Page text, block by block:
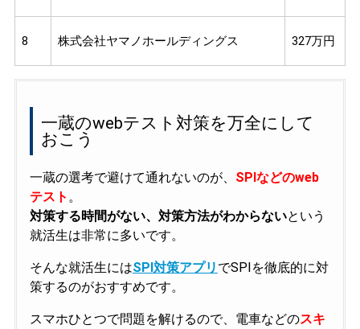
8 株式会社ヤマノホールディングス 327万円
一蔵のwebテスト対策を万全にして
おこう
一蔵の選考で避けて通れないのが、 SPIなどのweb
テスト 。
対策する時間がない、対策方法がわからないという
就活生は非常に多いです。
そんな就活生にはSPI対策アプリ でSPIを徹底的に対
策するのがおすすめです。
スマホひとつで問題を解けるので、電車などのスキ